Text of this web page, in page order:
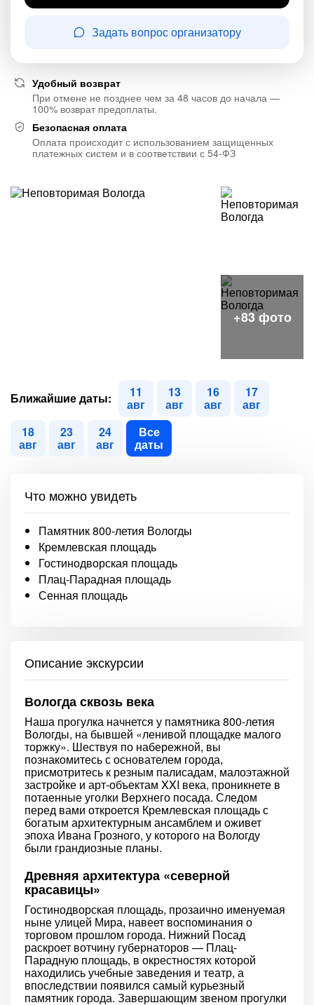
Задать вопрос организатору
Удобный возврат
При отмене не позднее чем за 48 часов до начала —
100% возврат предоплаты.
Безопасная оплата
Оплата происходит с использованием защищенных
платежных систем и в соответствии с 54-ФЗ
Ближайшие даты: 11
авг
13
авг
16
авг
17
авг
18
авг
23
авг
24
авг
Все
даты
Что можно увидеть
Памятник 800-летия Вологды
Кремлевская площадь
Гостинодворская площадь
Плац-Парадная площадь
Сенная площадь
Описание экскурсии
Вологда сквозь века
Наша прогулка начнется у памятника 800-летия
Вологды, на бывшей «ленивой площадке малого
торжку». Шествуя по набережной, вы
познакомитесь с основателем города,
присмотритесь к резным палисадам, малоэтажной
застройке и арт-объектам XXI века, проникнете в
потаенные уголки Верхнего посада. Следом
перед вами откроется Кремлевская площадь с
богатым архитектурным ансамблем и оживет
эпоха Ивана Грозного, у которого на Вологду
были грандиозные планы.
Древняя архитектура «северной
красавицы»
Гостинодворская площадь, прозаично именуемая
ныне улицей Мира, навеет воспоминания о
торговом прошлом города. Нижний Посад
раскроет вотчину губернаторов — Плац-
Парадную площадь, в окрестностях которой
находились учебные заведения и театр, а
впоследствии появился самый курьезный
памятник города. Завершающим звеном прогулки